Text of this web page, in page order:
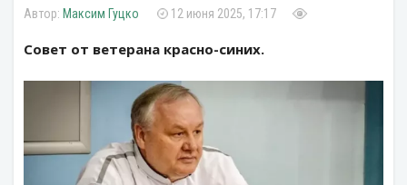
Максим Гуцко 12 июня 2025, 17:17
Совет от ветерана красно-синих.